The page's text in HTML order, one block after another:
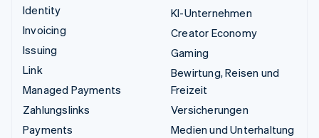
Identity
Invoicing
Issuing
Link
Managed Payments
Zahlungslinks
Payments
KI-Unternehmen
Creator Economy
Gaming
Bewirtung, Reisen und
Freizeit
Versicherungen
Medien und Unterhaltung